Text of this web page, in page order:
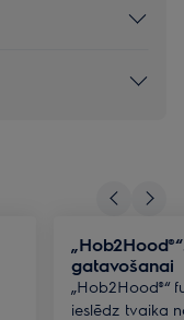
gatavošanai
„Hob2Hood®“
ieslēdz tvaika